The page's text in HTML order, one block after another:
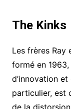
The Kinks
Les frères Ray
formé en
d’innovation et
particulier, est
de la